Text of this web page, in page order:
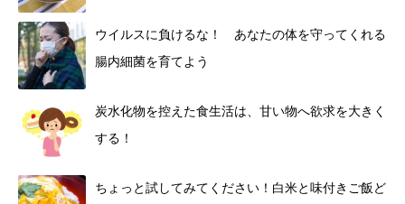
ウイルスに負けるな！ あなたの体を守ってくれる
腸内細菌を育てよう
炭水化物を控えた食生活は、甘い物へ欲求を大きく
する！
ちょっと試してみてください！白米と味付きご飯ど